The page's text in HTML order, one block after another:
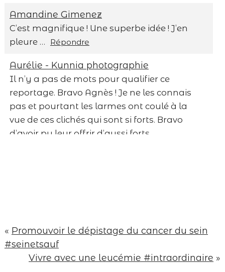
Save my name, email, and website in this
browser for the next time I comment.
Post Comment
Amandine Gimenez
C’est magnifique ! Une superbe idée ! J’en
pleure …
Répondre
Aurélie - Kunnia photographie
Il n’y a pas de mots pour qualifier ce
reportage. Bravo Agnès ! Je ne les connais
pas et pourtant les larmes ont coulé à la
vue de ces clichés qui sont si forts. Bravo
d’avoir pu leur offrir d’aussi forts
Fiou.
La claque.
Magnifique reportage Agnès…
« Promouvoir le dépistage du cancer du sein
#seinetsauf
Vivre avec une leucémie #intraordinaire »